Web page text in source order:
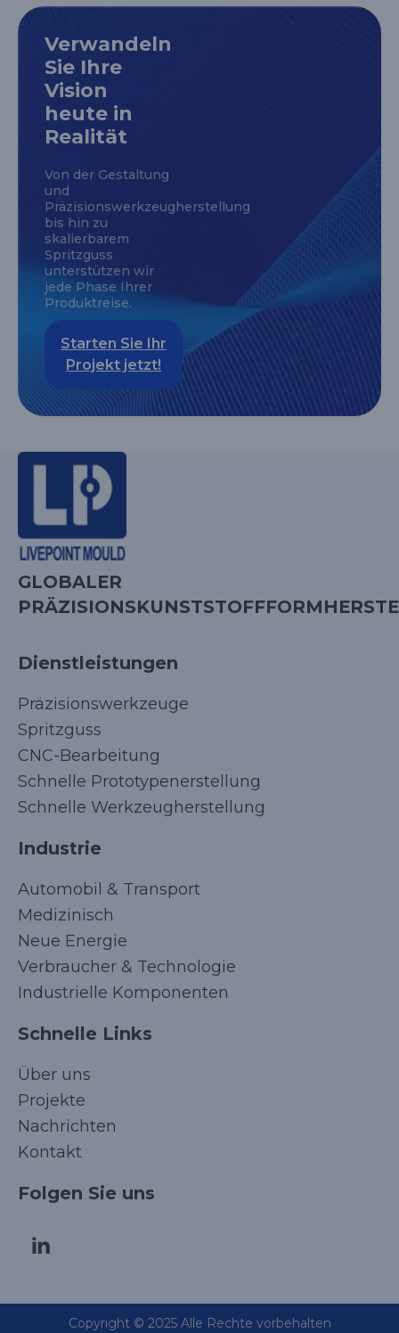
Verwandeln
Sie Ihre
Vision
heute in
Realität
Von der Gestaltung
und
Präzisionswerkzeugherstellung
bis hin zu
skalierbarem
Spritzguss
unterstützen wir
jede Phase Ihrer
Produktreise.
Starten Sie Ihr
Projekt jetzt!
GLOBALER
Dienstleistungen
Präzisionswerkzeuge
Spritzguss
CNC-Bearbeitung
Schnelle Prototypenerstellung
Schnelle Werkzeugherstellung
Industrie
Automobil & Transport
Medizinisch
Neue Energie
Verbraucher & Technologie
Industrielle Komponenten
Schnelle Links
Über uns
Projekte
Nachrichten
Kontakt
Folgen Sie uns
Copyright © 2025 Alle Rechte vorbehalten